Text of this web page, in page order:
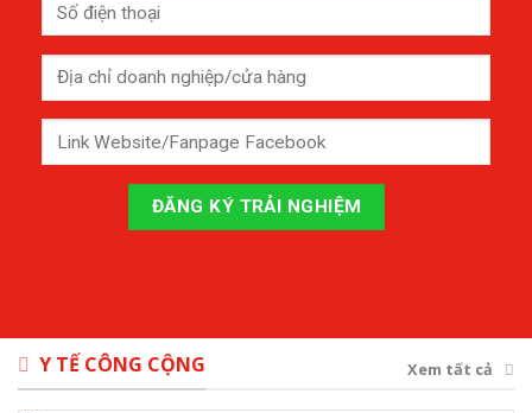
Y TẾ CÔNG CỘNG Xem tất cả